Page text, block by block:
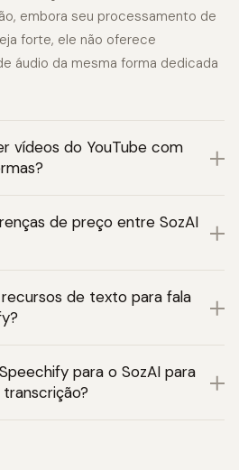
embora seu processamento de
forte, ele não oferece
áudio da mesma forma dedicada
vídeos do YouTube com
de preço entre SozAI
de texto para fala
para o SozAI para